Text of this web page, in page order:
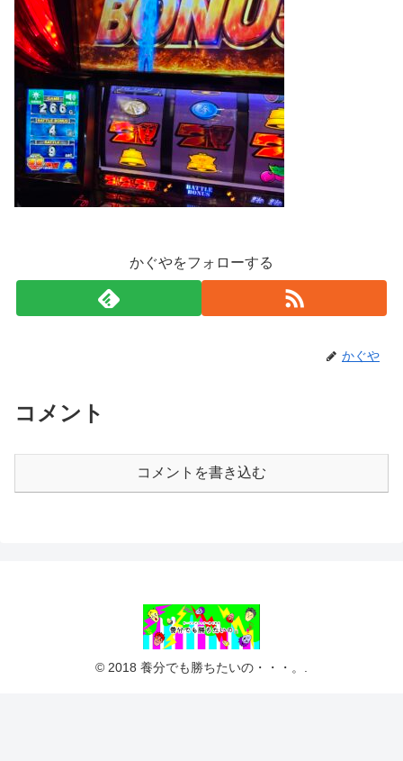
かぐやをフォローする
かぐや
コメント
コメントを書き込む
© 2018 養分でも勝ちたいの・・・。.